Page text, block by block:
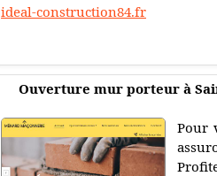
ideal-construction84.fr
Ouverture mur porteur à
Pour